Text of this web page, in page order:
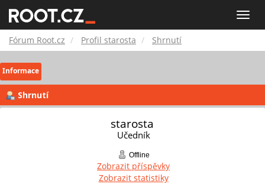
Toggle
Root.cz
Fórum Root.cz Profil starosta Shrnutí
Informace
Shrnutí
starosta
Učedník
Offline
Zobrazit příspěvky
Zobrazit statistiky